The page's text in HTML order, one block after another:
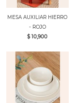
MESA AUXILIAR HIERRO
- ROJO
$ 10,900